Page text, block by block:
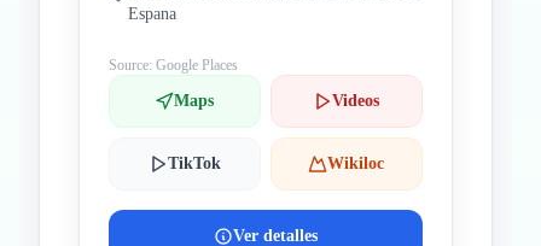
Espana
Source: Google Places
Maps Videos
TikTok Wikiloc
Ver detalles